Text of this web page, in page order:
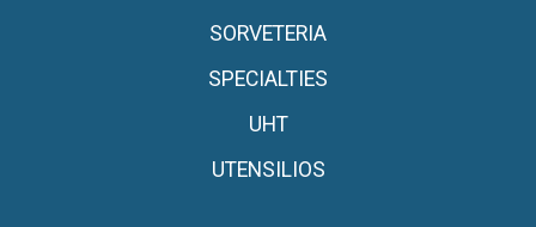
SORVETERIA
SPECIALTIES
UHT
UTENSILIOS